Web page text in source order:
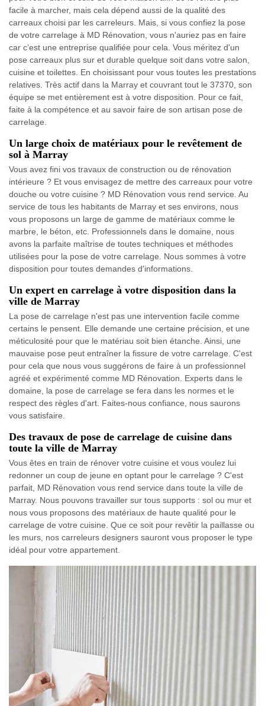
facile à marcher, mais cela dépend aussi de la qualité des
carreaux choisi par les carreleurs. Mais, si vous confiez la pose
de votre carrelage à MD Rénovation, vous n'auriez pas en faire
car c’est une entreprise qualifiée pour cela. Vous méritez d'un
pose carreaux plus sur et durable quelque soit dans votre salon,
cuisine et toilettes. En choisissant pour vous toutes les prestations
relatives. Très actif dans la Marray et couvrant tout le 37370, son
équipe se met entièrement est à votre disposition. Pour ce fait,
faite à la compétence et au savoir faire de son artisan pose de
carrelage.
Un large choix de matériaux pour le revêtement de
sol à Marray
Vous avez fini vos travaux de construction ou de rénovation
intérieure ? Et vous envisagez de mettre des carreaux pour votre
douche ou votre cuisine ? MD Rénovation vous rend service. Au
service de tous les habitants de Marray et ses environs, nous
vous proposons un large de gamme de matériaux comme le
marbre, le béton, etc. Professionnels dans le domaine, nous
avons la parfaite maîtrise de toutes techniques et méthodes
utilisées pour la pose de votre carrelage. Nous sommes à votre
disposition pour toutes demandes d'informations.
Un expert en carrelage à votre disposition dans la
ville de Marray
La pose de carrelage n'est pas une intervention facile comme
certains le pensent. Elle demande une certaine précision, et une
méticulosité pour que le matériau soit bien étanche. Ainsi, une
mauvaise pose peut entraîner la fissure de votre carrelage. C'est
pour cela que nous vous suggérons de faire à un professionnel
agréé et expérimenté comme MD Rénovation. Experts dans le
domaine, la pose de carrelage se fera dans les normes et le
respect des règles d'art. Faites-nous confiance, nous saurons
vous satisfaire.
Des travaux de pose de carrelage de cuisine dans
toute la ville de Marray
Vous êtes en train de rénover votre cuisine et vous voulez lui
redonner un coup de jeune en optant pour le carrelage ? C'est
parfait, MD Rénovation vous rend service dans toute la ville de
Marray. Nous pouvons travailler sur tous supports : sol ou mur et
nous vous proposons des matériaux de haute qualité pour le
carrelage de votre cuisine. Que ce soit pour revêtir la paillasse ou
les murs, nos carreleurs designers sauront vous proposer le type
idéal pour votre appartement.